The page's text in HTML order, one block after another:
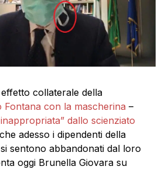
collaterale della
Fontana con la mascherina –
dallo scienziato
adesso i dipendenti della
sentono abbandonati dal loro
oggi Brunella Giovara su